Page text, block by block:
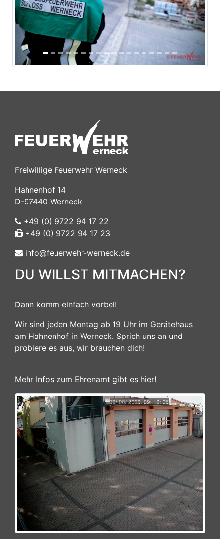
Previous Next
Freiwillige Feuerwehr Werneck
Hahnenhof 14
D-97440 Werneck
+49 (0) 9722 94 17 22
+49 (0) 9722 94 17 23
info@feuerwehr-werneck.de
DU WILLST MITMACHEN?
Dann komm einfach vorbei!
Wir sind jeden Montag ab 19 Uhr im Gerätehaus
am Hahnenhof in Werneck. Sprich uns an und
probiere es aus, wir brauchen dich!
Mehr Infos zum Ehrenamt gibt es hier!